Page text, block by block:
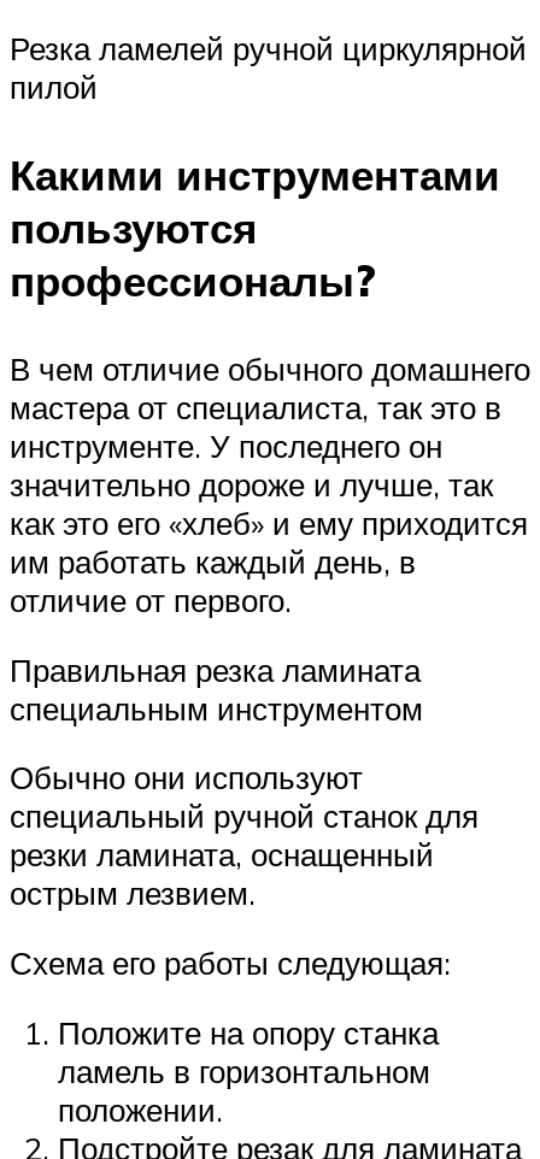
Резка ламелей ручной циркулярной
пилой
Какими инструментами
пользуются
профессионалы?
В чем отличие обычного домашнего
мастера от специалиста, так это в
инструменте. У последнего он
значительно дороже и лучше, так
как это его «хлеб» и ему приходится
им работать каждый день, в
отличие от первого.
Правильная резка ламината
специальным инструментом
Обычно они используют
специальный ручной станок для
резки ламината, оснащенный
острым лезвием.
Схема его работы следующая:
Положите на опору станка
ламель в горизонтальном
положении.
Подстройте резак для ламината